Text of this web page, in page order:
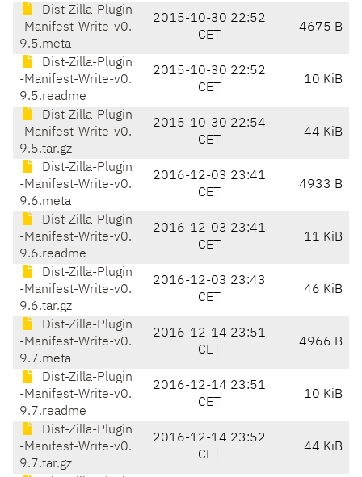
Dist-Zilla-Plugin
-Manifest-Write-v0.
9.5.meta
2015-10-30 22:52
CET
4675 B
Dist-Zilla-Plugin
-Manifest-Write-v0.
9.5.readme
2015-10-30 22:52
CET
10 KiB
Dist-Zilla-Plugin
-Manifest-Write-v0.
9.5.tar.gz
2015-10-30 22:54
CET
44 KiB
Dist-Zilla-Plugin
-Manifest-Write-v0.
9.6.meta
2016-12-03 23:41
CET
4933 B
Dist-Zilla-Plugin
-Manifest-Write-v0.
9.6.readme
2016-12-03 23:41
CET
11 KiB
Dist-Zilla-Plugin
-Manifest-Write-v0.
9.6.tar.gz
2016-12-03 23:43
CET
46 KiB
Dist-Zilla-Plugin
-Manifest-Write-v0.
9.7.meta
2016-12-14 23:51
CET
4966 B
Dist-Zilla-Plugin
-Manifest-Write-v0.
9.7.readme
2016-12-14 23:51
CET
10 KiB
Dist-Zilla-Plugin
-Manifest-Write-v0.
9.7.tar.gz
2016-12-14 23:52
CET
44 KiB